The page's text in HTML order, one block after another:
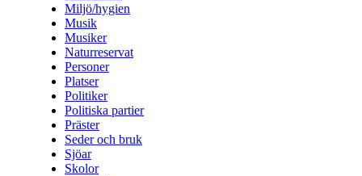
Miljö/hygien
Musik
Musiker
Naturreservat
Personer
Platser
Politiker
Politiska partier
Präster
Seder och bruk
Sjöar
Skolor